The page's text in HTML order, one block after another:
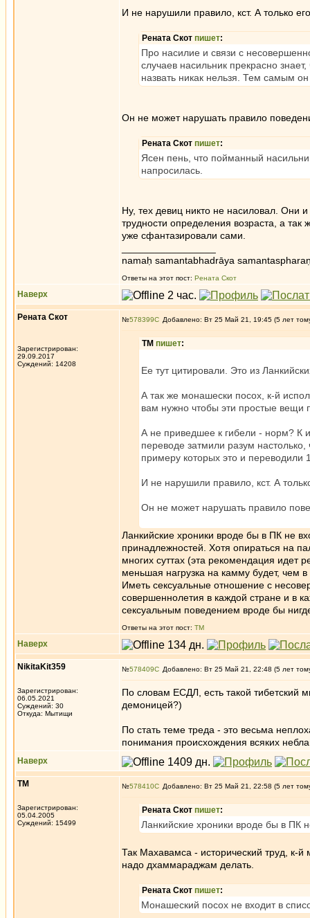
И не нарушили правило, кст. А только
Рената Скот пишет:
Про насилие и связи с
случаев насильник прекрасно
назвать никак нельзя. Тем самым
Он не может нарушать правило
Рената Скот пишет:
Ясен пень, что пойманный
напросилась.
Ну, тех девиц никто не насиловал. Они
трудности определения возраста, а
уже сфантазировали сами.
namaḥ samantabhadrāya
Ответы на этот пост: Рената Скот
Наверх
Рената Скот
Зарегистрирован:
29.09.2017
Суждений: 14208
№578399 Добавлено: Вт 25 Май 21, 19:45 (5 лет
ТМ пишет:
Ее тут цитировали. Это из
А так же монашески посох, к-й
вам нужно чтобы эти простые вещи
А не приведшее к гибели - норм? К
переводе затмили разум
примеру которых это и переводили
И не нарушили правило, кст. А
Он не может нарушать правило
Ланкийские хроники вроде бы в ПК не
принадлежностей. Хотя опираться на
многих суттах (эта рекомендация идет
меньшая нагрузка на камму будет, чем
Иметь сексуальные отношение с
совершеннолетия в каждой стране и в
сексуальным поведением вроде бы
Ответы на этот пост: ТМ
Наверх
NikitaKit359
Зарегистрирован:
06.05.2021
Суждений: 30
Откуда: Мытищи
№578409 Добавлено: Вт 25 Май 21, 22:48 (5 лет
По словам ЕСДЛ, есть такой тибетский
демоницей?)
По стать теме треда - это весьма
понимания происхождения всяких
Наверх
ТМ
Зарегистрирован:
05.04.2005
Суждений: 15499
№578410 Добавлено: Вт 25 Май 21, 22:58 (5 лет
Рената Скот пишет:
Ланкийские хроники вроде бы в ПК
Так Махавамса - исторический труд, к-
надо дхаммараджам делать.
Рената Скот пишет:
Монашеский посох не входит в